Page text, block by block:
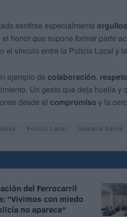
sentirse especialmente
honor que supone formar parte
el vínculo entre la Policía Local y
ejemplo de colaboración, respeto
Un gesto que deja huella y
desde el compromiso y la
Policía Local Semana Santa
del Ferrocarril
"Vivimos con miedo
no aparece"